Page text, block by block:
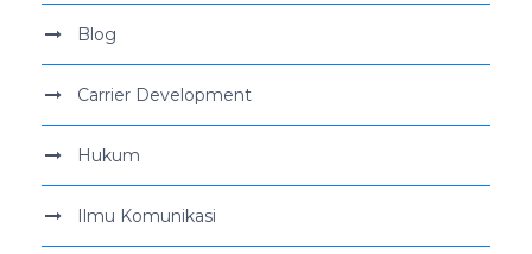
Blog
Carrier Development
Hukum
Ilmu Komunikasi